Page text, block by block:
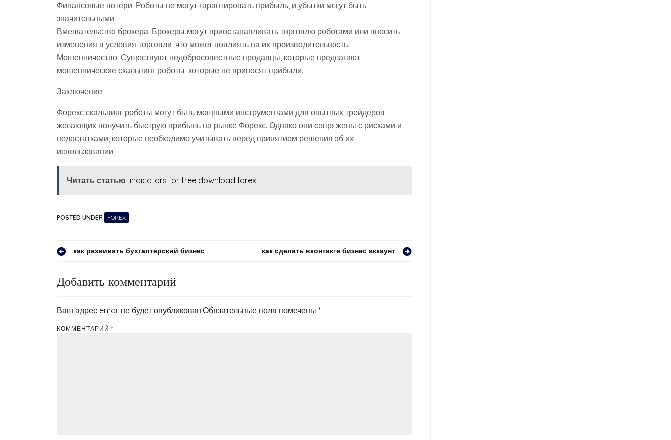
Финансовые потери: Роботы не могут гарантировать прибыль, и убытки могут быть
значительными.
Вмешательство брокера: Брокеры могут приостанавливать торговлю роботами или вносить
изменения в условия торговли, что может повлиять на их производительность.
Мошенничество: Существуют недобросовестные продавцы, которые предлагают
мошеннические скальпинг роботы, которые не приносят прибыли.
Заключение:
Форекс скальпинг роботы могут быть мощными инструментами для опытных трейдеров,
желающих получить быструю прибыль на рынке Форекс. Однако они сопряжены с рисками и
недостатками, которые необходимо учитывать перед принятием решения об их
использовании.
Читать статью indicators for free download forex
POSTED UNDER FOREX
Навигация
по
записям
как развивать бухгалтерский бизнес как сделать вконтакте бизнес аккаунт
Добавить комментарий
Ваш адрес email не будет опубликован.Обязательные поля помечены *
КОММЕНТАРИЙ *